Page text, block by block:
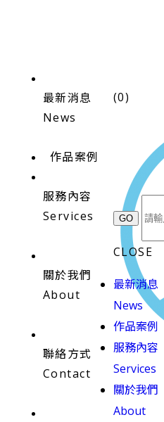
最新消息
News
作品案例
服務內容
Services
關於我們
About
聯絡方式
Contact
(0)
CLOSE
最新消息
News
作品案例
服務內容
Services
關於我們
About